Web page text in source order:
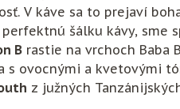
V káve sa to prejaví
šálku kávy, sme
Brastie na vrchoch Baba
s ovocnými a kvetovými
z južných